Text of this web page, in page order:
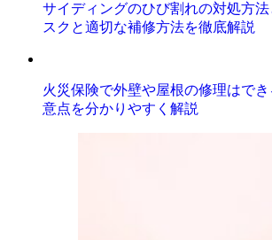
サイディングのひび割れの対処方法
スクと適切な補修方法を徹底解説
火災保険で外壁や屋根の修理はで
意点を分かりやすく解説